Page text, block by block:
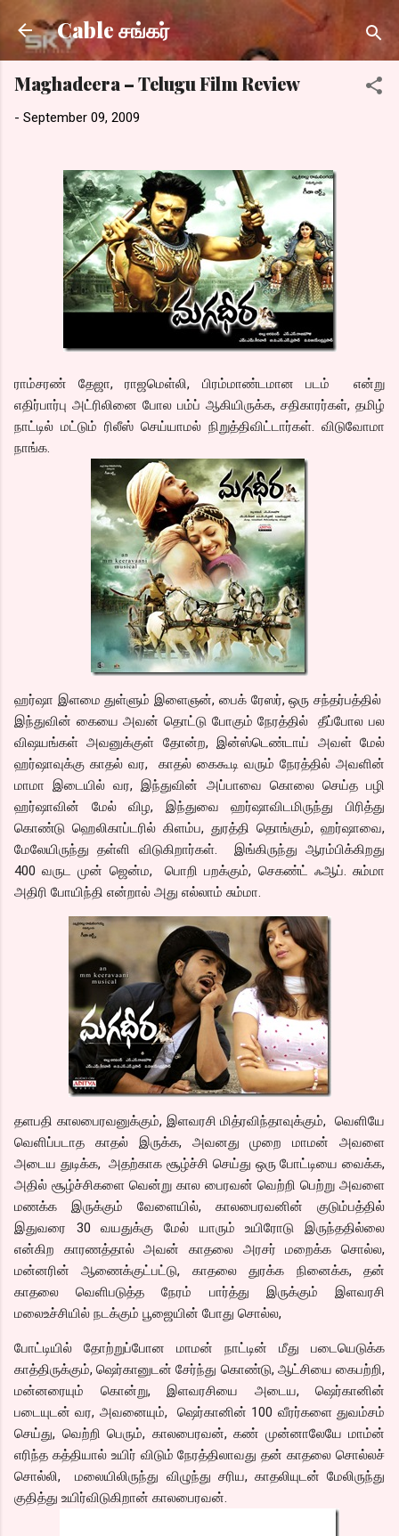
Skip to main content
Cable சங்கர்
Maghadeera – Telugu Film Review
- September 09, 2009
ராம்சரண் தேஜா, ராஜமெள்லி, பிரம்மாண்டமான படம் என்று
எதிர்பார்பு அட்ரிலினை போல பம்ப் ஆகியிருக்க, சதிகாரர்கள், தமிழ்
நாட்டில் மட்டும் ரிலீஸ் செய்யாமல் நிறுத்திவிட்டார்கள். விடுவோமா
நாங்க.
ஹர்ஷா இளமை துள்ளும் இளைஞன், பைக் ரேஸர், ஒரு சந்தர்பத்தில்
இந்துவின் கையை அவன் தொட்டு போகும் நேரத்தில் தீப்போல பல
விஷயங்கள் அவனுக்குள் தோன்ற, இன்ஸ்டெண்டாய் அவள் மேல்
ஹர்ஷாவுக்கு காதல் வர, காதல் கைகூடி வரும் நேரத்தில் அவளின்
மாமா இடையில் வர, இந்துவின் அப்பாவை கொலை செய்த பழி
ஹர்ஷாவின் மேல் விழ, இந்துவை ஹர்ஷாவிடமிருந்து பிரித்து
கொண்டு ஹெலிகாப்டரில் கிளம்ப, துரத்தி தொங்கும், ஹர்ஷாவை,
மேலேயிருந்து தள்ளி விடுகிறார்கள். இங்கிருந்து ஆரம்பிக்கிறது
400 வருட முன் ஜென்ம, பொறி பறக்கும், செகண்ட் ஃஆப். சும்மா
அதிரி போயிந்தி என்றால் அது எல்லாம் சும்மா.
தளபதி காலபைரவனுக்கும், இளவரசி மித்ரவிந்தாவுக்கும், வெளியே
வெளிப்படாத காதல் இருக்க, அவனது முறை மாமன் அவளை
அடைய துடிக்க, அதற்காக சூழ்ச்சி செய்து ஒரு போட்டியை வைக்க,
அதில் சூழ்ச்சிகளை வென்று கால பைரவன் வெற்றி பெற்று அவளை
மணக்க இருக்கும் வேளையில், காலபைரவனின் குடும்பத்தில்
இதுவரை 30 வயதுக்கு மேல் யாரும் உயிரோடு இருந்ததில்லை
என்கிற காரணத்தால் அவன் காதலை அரசர் மறைக்க சொல்ல,
மன்னரின் ஆணைக்குட்பட்டு, காதலை துரக்க நினைக்க, தன்
காதலை வெளிபடுத்த நேரம் பார்த்து இருக்கும் இளவரசி
மலைஉச்சியில் நடக்கும் பூஜையின் போது சொல்ல,
போட்டியில் தோற்றுப்போன மாமன் நாட்டின் மீது படையெடுக்க
காத்திருக்கும், ஷெர்கானுடன் சேர்ந்து கொண்டு, ஆட்சியை கைபற்றி,
மன்னரையும் கொன்று, இளவரசியை அடைய, ஷெர்கானின்
படையுடன் வர, அவனையும், ஷெர்கானின் 100 வீரர்களை துவம்சம்
செய்து, வெற்றி பெரும், காலபைரவன், கண் முன்னாலேயே மாம்ன்
எரிந்த கத்தியால் உயிர் விடும் நேரத்திலாவது தன் காதலை சொல்லச்
சொல்லி, மலையிலிருந்து விழுந்து சரிய, காதலியுடன் மேலிருந்து
குதித்து உயிர்விடுகிறான் காலபைரவன்.